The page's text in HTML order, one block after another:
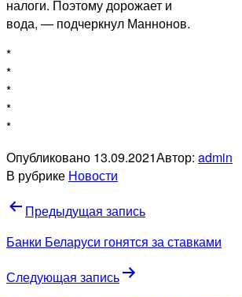
налоги. Поэтому дорожает и
вода, — подчеркнул Маннонов.
*
*
*
*
*
Опубликовано 13.09.2021Автор: admin
В рубрике Новости
Навигация
по
Предыдущая запись
Банки Беларуси гонятся за ставками
Следующая запись